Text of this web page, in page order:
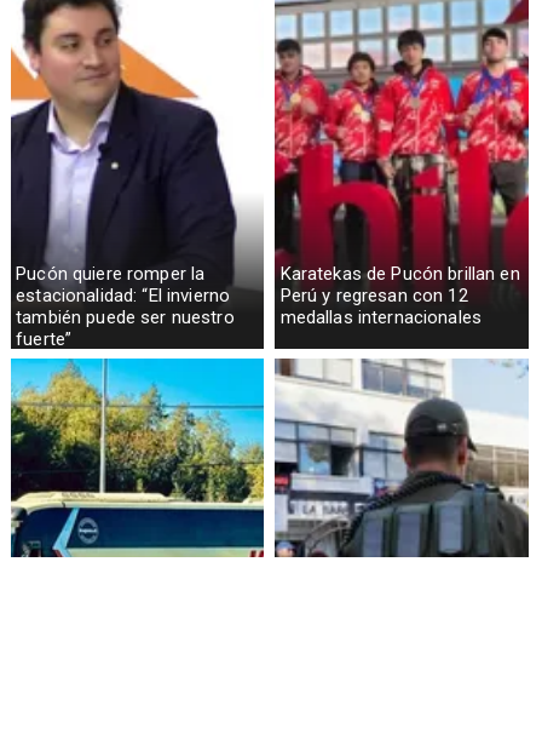
Pucón quiere romper la
estacionalidad: “El invierno
también puede ser nuestro
fuerte”
Karatekas de Pucón brillan en
Perú y regresan con 12
medallas internacionales